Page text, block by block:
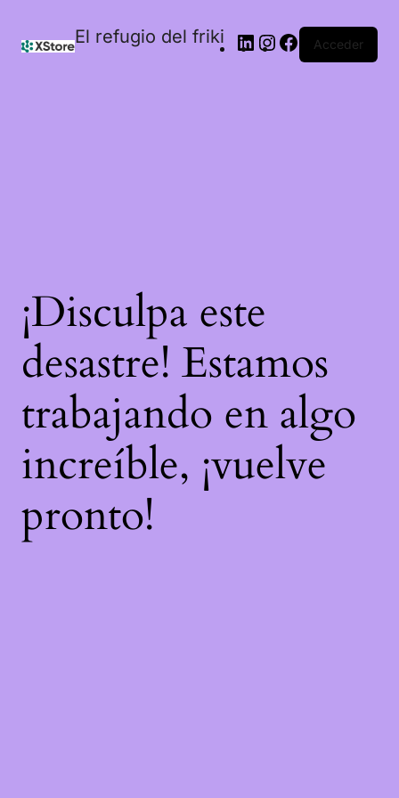
El refugio del friki Acceder
¡Disculpa este
desastre! Estamos
trabajando en algo
increíble, ¡vuelve
pronto!